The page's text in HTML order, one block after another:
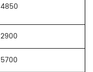
4850
2900
5700